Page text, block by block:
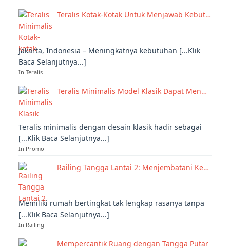
Teralis Kotak-Kotak Untuk Menjawab Kebut…
Jakarta, Indonesia – Meningkatnya kebutuhan [...Klik
Baca Selanjutnya...]
In Teralis
Teralis Minimalis Model Klasik Dapat Men…
Teralis minimalis dengan desain klasik hadir sebagai
[...Klik Baca Selanjutnya...]
In Promo
Railing Tangga Lantai 2: Menjembatani Ke…
Memiliki rumah bertingkat tak lengkap rasanya tanpa
[...Klik Baca Selanjutnya...]
In Railing
Mempercantik Ruang dengan Tangga Putar